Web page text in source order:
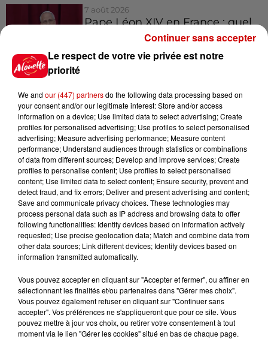
7 août 2026
Pape Léon XIV en France : quel
est son programme ?
Limoges : un bébé d'un mois
blessé dans un incendie, un
appartement...
7 août 2026
Éclipse solaire : découvrez les
meilleurs spots d'observation
du...
7 août 2026
À LA UNE : professeur
condamné, repreneurs pour
Duralex et la...
Le respect de votre vie privée est notre
priorité
We and our (447) partnersdo the following data processing based on
your consent and/or our legitimate interest: Store and/or access
information on a device; Use limited data to select advertising; Create
profiles for personalised advertising; Use profiles to select personalised
advertising; Measure advertising performance; Measure content
performance; Understand audiences through statistics or combinations
of data from different sources; Develop and improve services; Create
profiles to personalise content; Use profiles to select personalised
content; Use limited data to select content; Ensure security, prevent and
detect fraud, and fix errors; Deliver and present advertising and content;
Save and communicate privacy choices. These technologies may
process personal data such as IP address and browsing data to offer
following functionalities: Identify devices based on information actively
requested; Use precise geolocation data; Match and combine data from
other data sources; Link different devices; Identify devices based on
information transmitted automatically.
Vous pouvez accepter en cliquant sur "Accepter et fermer", ou affiner en
sélectionnant les finalités et/ou partenaires dans "Gérer mes choix".
Vous pouvez également refuser en cliquant sur "Continuer sans
accepter". Vos préférences ne s'appliqueront que pour ce site. Vous
pouvez mettre à jour vos choix, ou retirer votre consentement à tout
moment via le lien "Gérer les cookies" situé en bas de chaque page.
Continuer sans accepter